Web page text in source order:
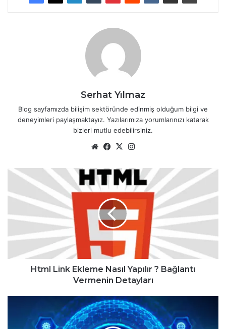
Serhat Yılmaz
Blog sayfamızda bilişim sektöründe edinmiş olduğum bilgi ve
deneyimleri paylaşmaktayız. Yazılarımıza yorumlarınızı katarak
bizleri mutlu edebilirsiniz.
We
sit
esi
Fa
bo
ok
X
ra
m
H
m
L
n
E
Html Link Ekleme Nasıl Yapılır ? Bağlantı
Vermenin Detayları